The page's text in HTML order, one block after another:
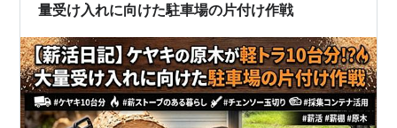
量受け入れに向けた駐車場の片付け作戦